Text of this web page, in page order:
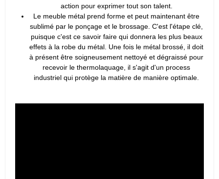
action pour exprimer tout son talent.
Le meuble métal prend forme et peut maintenant être
sublimé par le ponçage et le brossage. C'est l'étape clé,
puisque c'est ce savoir faire qui donnera les plus beaux
effets à la robe du métal. Une fois le métal brossé, il doit
à présent être soigneusement nettoyé et dégraissé pour
recevoir le thermolaquage, il s'agit d'un process
industriel qui protège la matière de manière optimale.